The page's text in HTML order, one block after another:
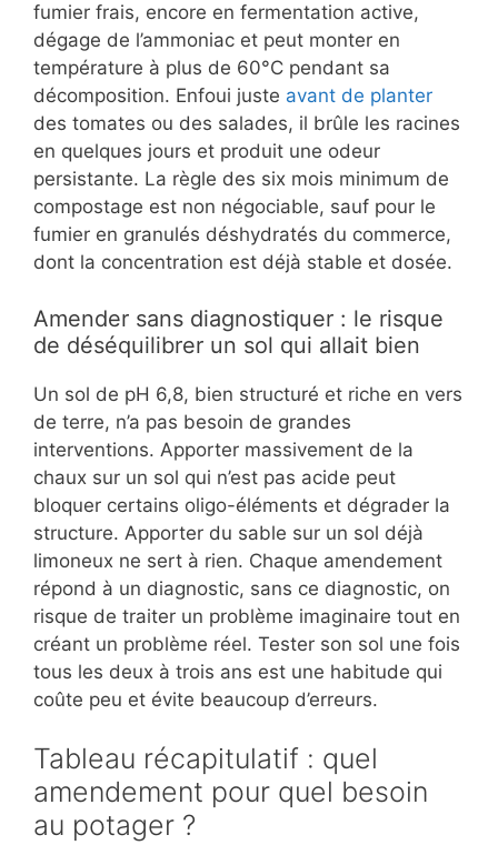
fumier frais, encore en fermentation active,
dégage de l’ammoniac et peut monter en
température à plus de 60°C pendant sa
décomposition. Enfoui juste avant de planter
des tomates ou des salades, il brûle les racines
en quelques jours et produit une odeur
persistante. La règle des six mois minimum de
compostage est non négociable, sauf pour le
fumier en granulés déshydratés du commerce,
dont la concentration est déjà stable et dosée.
Amender sans diagnostiquer : le risque
de déséquilibrer un sol qui allait bien
Un sol de pH 6,8, bien structuré et riche en vers
de terre, n’a pas besoin de grandes
interventions. Apporter massivement de la
chaux sur un sol qui n’est pas acide peut
bloquer certains oligo-éléments et dégrader la
structure. Apporter du sable sur un sol déjà
limoneux ne sert à rien. Chaque amendement
répond à un diagnostic, sans ce diagnostic, on
risque de traiter un problème imaginaire tout en
créant un problème réel. Tester son sol une fois
tous les deux à trois ans est une habitude qui
coûte peu et évite beaucoup d’erreurs.
Tableau récapitulatif : quel
amendement pour quel besoin
au potager ?